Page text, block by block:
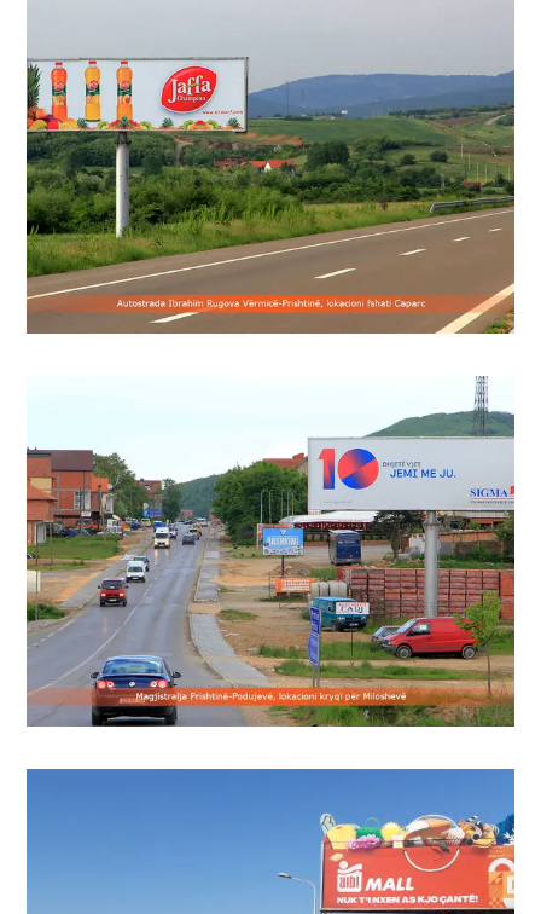
Рекламирањето на билборди од Media
Marketing е еден од најефективните
формати за да се достигне широка
публика.
Рекламирањето на билборди од Media
Marketing е еден од најефективните
формати за да се достигне широка
публика.
Рекламирањето на билборди од Media